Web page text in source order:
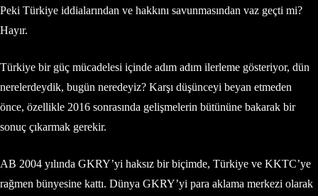
Peki Türkiye iddialarından ve hakkını savunmasından vaz geçti mi?
Hayır.
Türkiye bir güç mücadelesi içinde adım adım ilerleme gösteriyor, dün
nerelerdeydik, bugün neredeyiz? Karşı düşünceyi beyan etmeden
önce, özellikle 2016 sonrasında gelişmelerin bütününe bakarak bir
sonuç çıkarmak gerekir.
AB 2004 yılında GKRY’yi haksız bir biçimde, Türkiye ve KKTC’ye
rağmen bünyesine kattı. Dünya GKRY’yi para aklama merkezi olarak